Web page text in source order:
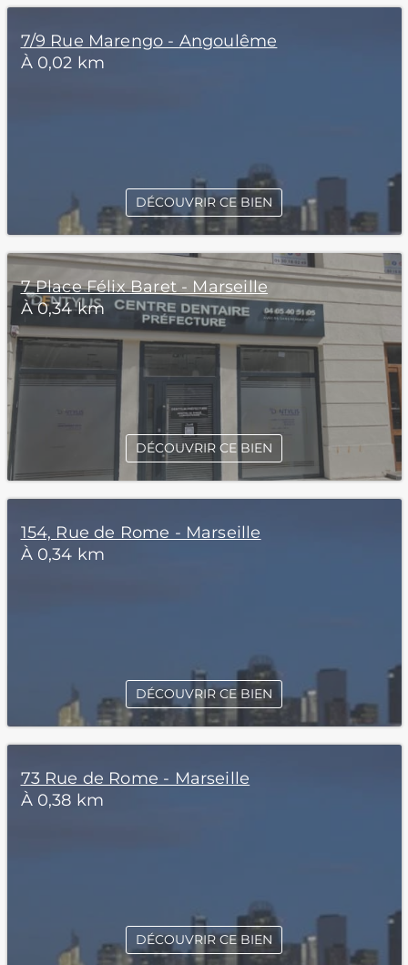
7/9 Rue Marengo - Angoulême
À 0,02 km
DÉCOUVRIR CE BIEN
7 Place Félix Baret - Marseille
À 0,34 km
DÉCOUVRIR CE BIEN
154, Rue de Rome - Marseille
À 0,34 km
DÉCOUVRIR CE BIEN
73 Rue de Rome - Marseille
À 0,38 km
DÉCOUVRIR CE BIEN